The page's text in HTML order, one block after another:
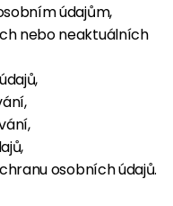
údajům,
nebo neaktuálních
osobních údajů.